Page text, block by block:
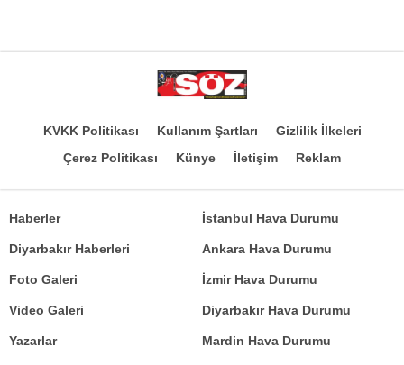
KVKK Politikası Kullanım Şartları
Gizlilik İlkeleri
Çerez Politikası
Künye İletişim Reklam
Haberler
Diyarbakır Haberleri
Foto Galeri
Video Galeri
Yazarlar
İstanbul Hava Durumu
Ankara Hava Durumu
İzmir Hava Durumu
Diyarbakır Hava Durumu
Mardin Hava Durumu